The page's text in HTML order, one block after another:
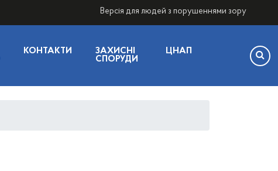
Версія для людей з порушеннями зору
КОНТАКТИ
ЗАХИСНІ
СПОРУДИ
ЦНАП